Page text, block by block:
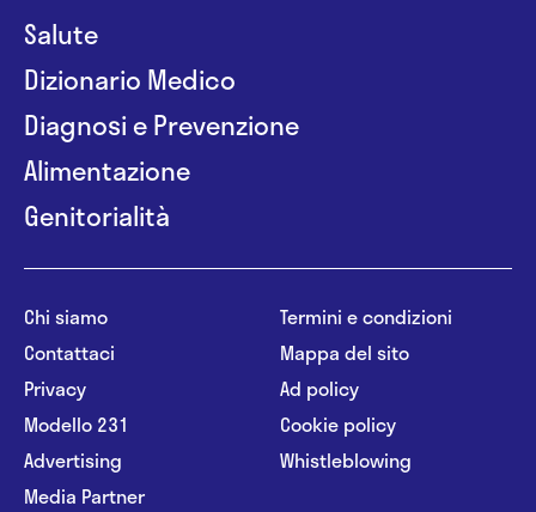
Salute
Dizionario Medico
Diagnosi e Prevenzione
Alimentazione
Genitorialità
Chi siamo
Contattaci
Privacy
Modello 231
Advertising
Media Partner
Termini e condizioni
Mappa del sito
Ad policy
Cookie policy
Whistleblowing